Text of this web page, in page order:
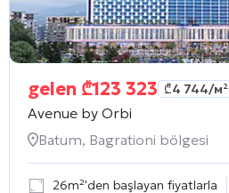
gelen ₾123 323 ₾4 744/м²
Avenue by Orbi
Batum, Bagrationi bölgesi
26m²'den başlayan fiyatlarla